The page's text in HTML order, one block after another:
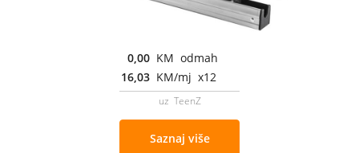
0,00 KM odmah
16,03 KM/mj x12
uz TeenZ
Saznaj više